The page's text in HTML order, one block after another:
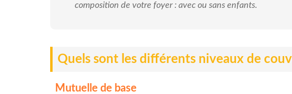
composition de votre foyer : avec ou sans enfants.
Quels sont les différents niveaux de
Mutuelle de base